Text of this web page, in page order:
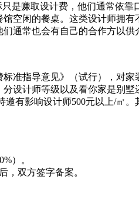
是赚取设计费，他们通常依
空闲的餐桌。这类设计师拥
通常也会有自己的合作方以
准指导意见》（试行），对
设计师等级以及看你家是别
有影响设计师500元以上/㎡
）。
，双方签字备案。